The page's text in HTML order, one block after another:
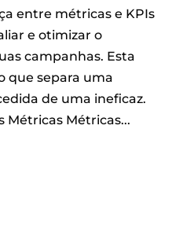
entre métricas e KPIs
e otimizar o
campanhas. Esta
que separa uma
de uma ineficaz.
Métricas Métricas...